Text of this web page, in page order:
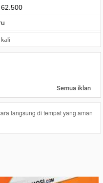
62.500
kali
Semua iklan
langsung di tempat yang aman